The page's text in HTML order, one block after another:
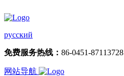
русский
免费服务热线： 86-0451-87113728
网站导航